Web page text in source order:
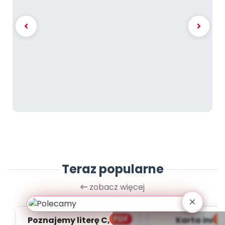
Teraz popularne
zobacz więcej
PDF
Poznajemy literę C, cz. 1
Karta